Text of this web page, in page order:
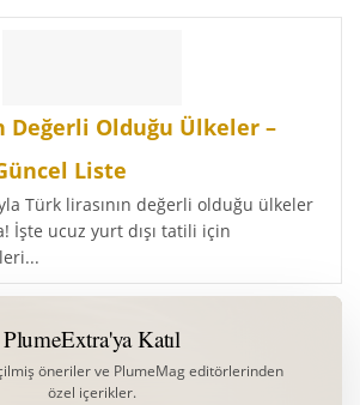
Değerli Olduğu Ülkeler –
Liste
Türk lirasının değerli olduğu ülkeler
İşte ucuz yurt dışı tatili için
PlumeExtra'ya Katıl
öneriler ve PlumeMag editörlerinden
özel içerikler.